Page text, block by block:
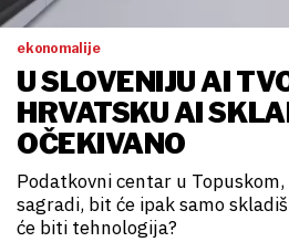
ekonomalije
U SLOVENIJU AI
HRVATSKU AI
OČEKIVANO
Podatkovni centar u
sagradi, bit će ipak samo
će biti tehnologija?